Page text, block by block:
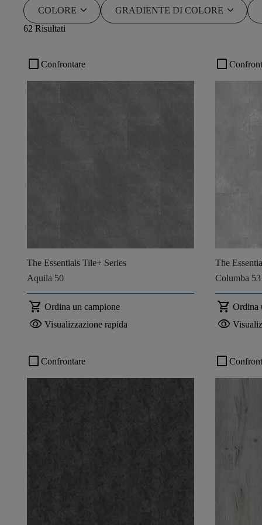
COLORE keyboard_arrow_down GRADIENTE DI COLORE keyboard_arrow_down
62 Risultati
check_box_outline_blank Confrontare
The Essentials Tile+ Series
Aquila 50
shopping_cart Ordina un campione
visibility Visualizzazione rapida
check_box_outline_blank
The
Columba 53
shopping_cart Ordina
visibility
check_box_outline_blank Confrontare check_box_outline_blank